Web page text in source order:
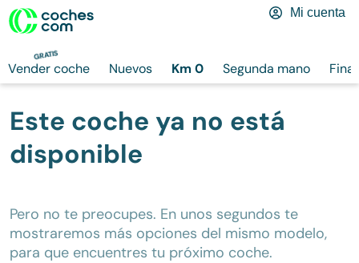
GRATIS
Vender coche Nuevos Km 0 Segunda mano
Mi cuenta
Este coche ya no está
disponible
Pero no te preocupes. En unos segundos te
mostraremos más opciones del mismo modelo,
para que encuentres tu próximo coche.